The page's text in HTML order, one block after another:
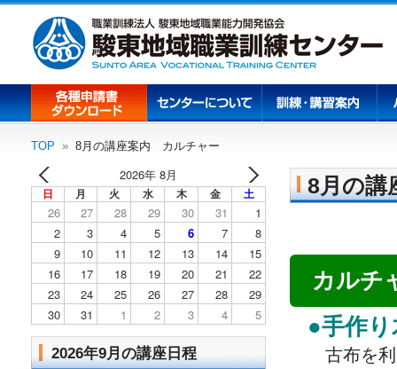
TOP 8月の講座案内 カルチャー
8月の
カルチ
●手作
古布を利
2026年 8月
日 月 火 水 木 金 土
26 27 28 29 30 31
1
2
3 4 5 6 7
8
9
10 11 12 13 14
15
16
17 18 19 20 21
22
23
24 25 26 27 28
29
30
31 1 2 3 4 5
2026年9月の講座日程